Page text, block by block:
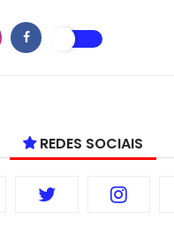
REDES SOCIAIS